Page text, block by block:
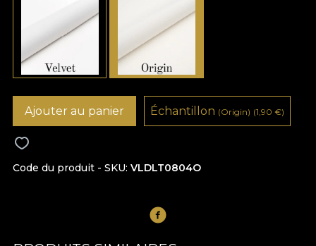
Code du produit - SKU VLDLT0804O
Ajouter au panier Échantillon (Origin) (1,90 €)